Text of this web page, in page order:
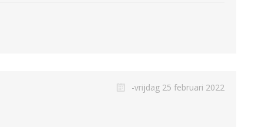
-vrijdag 25 februari 2022